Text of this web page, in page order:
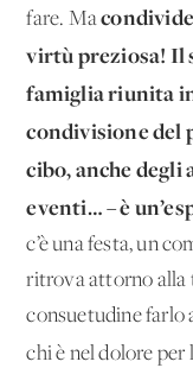
fare. Ma
virtù preziosa! Il
famiglia riunita
condivisione del
cibo, anche
eventi… – è
c’è una festa, un
ritrova attorno alla
consuetudine farlo
chi è nel dolore